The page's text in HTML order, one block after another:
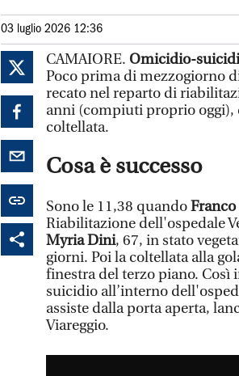
03 luglio 2026 12:36
CAMAIORE. Omicidio-
Poco prima di mezzogiorno
recato nel reparto di
anni (compiuti proprio oggi),
coltellata.
Cosa è successo
Sono le 11,38 quandoFranco
Riabilitazione dell'ospedale
Myria Dini, 67, in stato
giorni. Poi la coltellata alla
finestra del terzo piano.
suicidio all’interno
assiste dalla porta aperta,
Viareggio.